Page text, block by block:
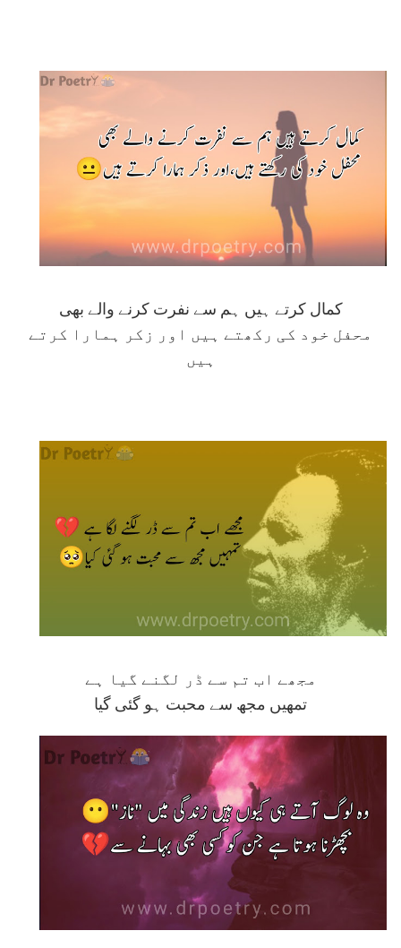
کمال کرتے ہیں ہم سے نفرت کرنے والے بھی
محفل خود کی رکھتے ہیں اور زکر ہمارا کرتے
ہیں
مجھے اب تم سے ڈر لگنے گیا ہے
تمھیں مجھ سے محبت ہو گئی گیا